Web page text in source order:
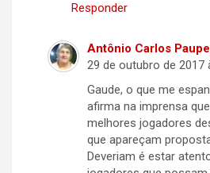
Responder
Antônio Carlos
29 de outubro de 2017
Gaude, o que me
afirma na imprensa
melhores jogadores
que apareçam
Deveriam é estar